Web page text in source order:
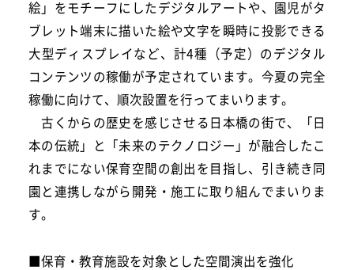
絵」をモチーフにしたデジタルアートや、園児がタ
ブレット端末に描いた絵や文字を瞬時に投影できる
大型ディスプレイなど、計4種（予定）のデジタル
コンテンツの稼働が予定されています。今夏の完全
稼働に向けて、順次設置を行ってまいります。
古くからの歴史を感じさせる日本橋の街で、「日
本の伝統」と「未来のテクノロジー」が融合したこ
れまでにない保育空間の創出を目指し、引き続き同
園と連携しながら開発・施工に取り組んでまいりま
す。
■保育・教育施設を対象とした空間演出を強化